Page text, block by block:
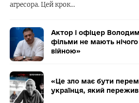
агресора. Цей крок…
Актор і офіцер
фільми не мають нічого
війною»
«Це зло має бути
українця, який